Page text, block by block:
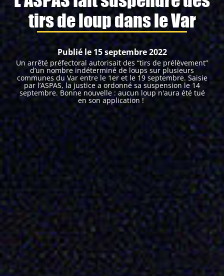
tirs de loup dans le Var
Publié le 15 septembre 2022
Un arrêté préfectoral autorisait des “tirs de prélèvement”
d’un nombre indéterminé de loups sur plusieurs
communes du Var entre le 1er et le 19 septembre. Saisie
par l’ASPAS, la justice a ordonné sa suspension le 14
septembre. Bonne nouvelle : aucun loup n'aura été tué
en son application !